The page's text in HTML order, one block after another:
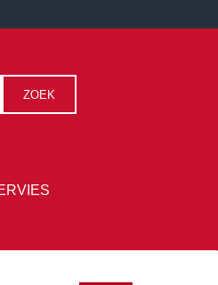
ZOEK